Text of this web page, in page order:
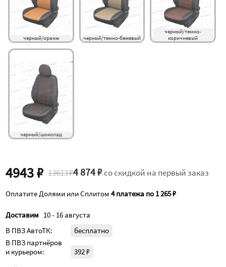
черный/оранж черный/темно-бежевый
черный/темно-
коричневый
черный/шоколад
4943 ₽ 13613 ₽4 874 ₽со скидкой на первый заказ
Оплатите Долями или Сплитом4 платежа по 1 265 ₽
Доставим 10 - 16 августа
В ПВЗ АвтоТК:
бесплатно
В ПВЗ партнёров
и курьером:
392 ₽